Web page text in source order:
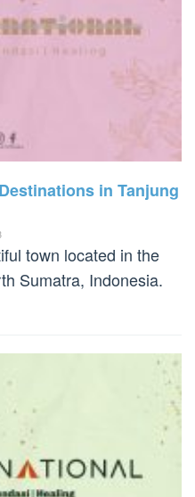
in Tanjung
town located in the
Sumatra, Indonesia.